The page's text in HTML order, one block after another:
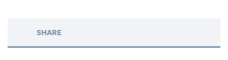
SHARE